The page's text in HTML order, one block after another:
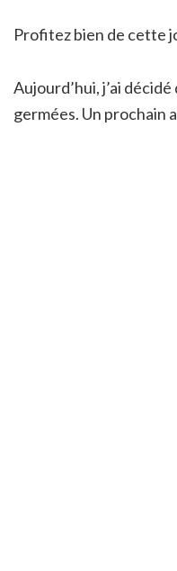
Profitez bien de cette
Aujourd’hui, j’ai
germées. Un prochain